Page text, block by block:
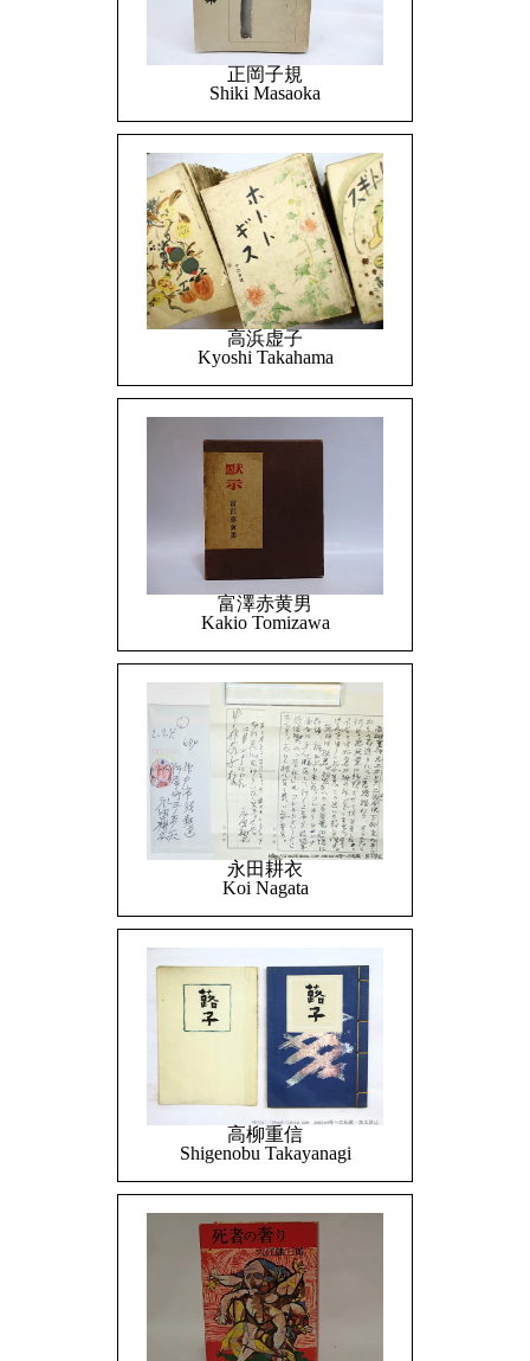
正岡子規
Shiki Masaoka
高浜虚子
Kyoshi Takahama
富澤赤黄男
Kakio Tomizawa
永田耕衣
Koi Nagata
高柳重信
Shigenobu Takayanagi